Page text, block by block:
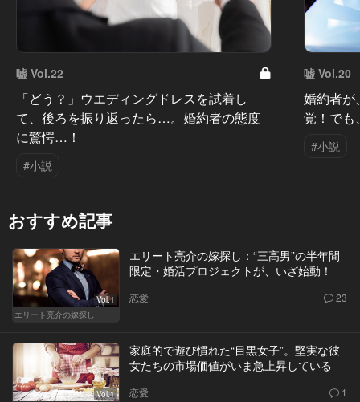
嘘 Vol.22
「どう？」ウエディングドレスを試着し
て、後ろを振り返ったら…。婚約者の態度
に驚愕…！
#小説
嘘 Vol.20
婚約者が
覚！で
#小説
おすすめ記事
Vol.1
エリート亮介の嫁探し
エリート亮介の嫁探し：“三高男”の半年間
限定・婚活プロジェクトが、いざ始動！
恋愛 23
Vol.1
家庭的で遊び慣れた“目黒女子”。堅実な彼
女たちの市場価値がいま急上昇している
恋愛 1